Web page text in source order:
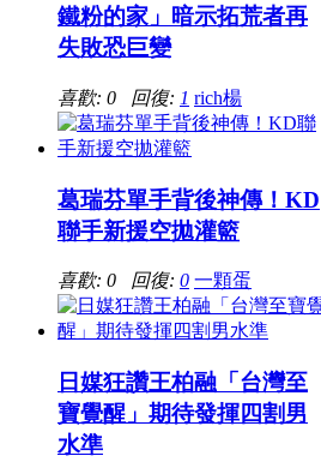
鐵粉的家」暗示拓荒者再
失敗恐巨變
喜歡: 0 回復: 1 rich楊
葛瑞芬單手背後神傳！KD
聯手新援空拋灌籃
喜歡: 0 回復: 0 一顆蛋
日媒狂讚王柏融「台灣至
寶覺醒」期待發揮四割男
水準